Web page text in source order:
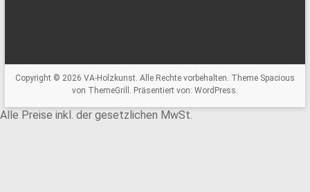
Copyright © 2026 VA-Holzkunst. Alle Rechte vorbehalten. Theme Spacious
von ThemeGrill. Präsentiert von: WordPress.
Alle Preise inkl. der gesetzlichen MwSt.